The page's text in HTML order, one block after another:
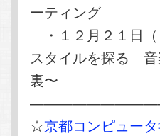
ーティング
・１２月２１日
スタイルを探る 音
裏〜
☆京都コンピュータ